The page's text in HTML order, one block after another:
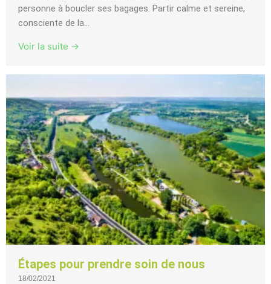
personne à boucler ses bagages. Partir calme et sereine,
consciente de la...
Voir la suite →
Étapes pour prendre soin de nous
18/02/2021